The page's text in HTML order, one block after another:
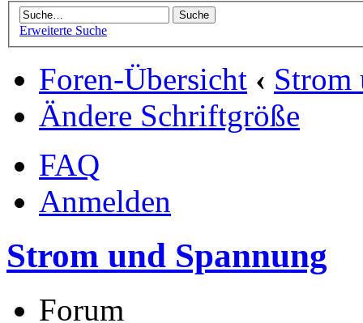
Erweiterte Suche
Foren-Übersicht ‹ Strom
Ändere Schriftgröße
FAQ
Anmelden
Strom und Spannung
Forum